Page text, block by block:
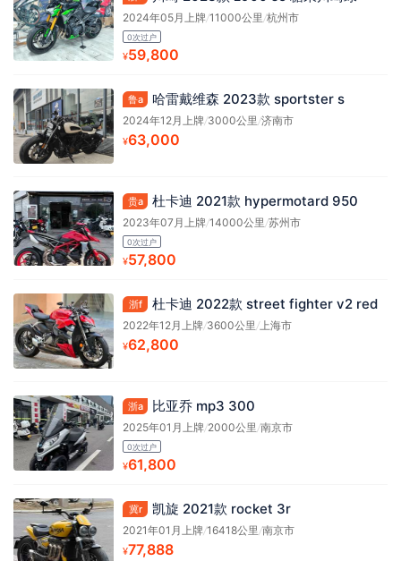
2024年05月上牌/11000公里/杭州市
0次过户
¥59,800
鲁a 哈雷戴维森 2023款 sportster s
2024年12月上牌/3000公里 /济南市
¥63,000
贵a 杜卡迪 2021款 hypermotard 950
2023年07月上牌/14000公里 /苏州市
0次过户
¥57,800
浙f 杜卡迪 2022款 street fighter v2 red
2022年12月上牌/3600公里 /上海市
¥62,800
浙a 比亚乔 mp3 300
2025年01月上牌/2000公里 /南京市
0次过户
¥61,800
冀r 凯旋 2021款 rocket 3r
2021年01月上牌/16418公里 /南京市
¥77,888